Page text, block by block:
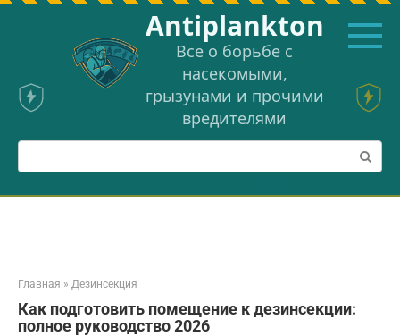
Перейти
Аntiplankton
Все о борьбе с
насекомыми,
грызунами и прочими
вредителями
Поиск:
Главная » Дезинсекция
Как подготовить помещение к дезинсекции:
полное руководство 2026